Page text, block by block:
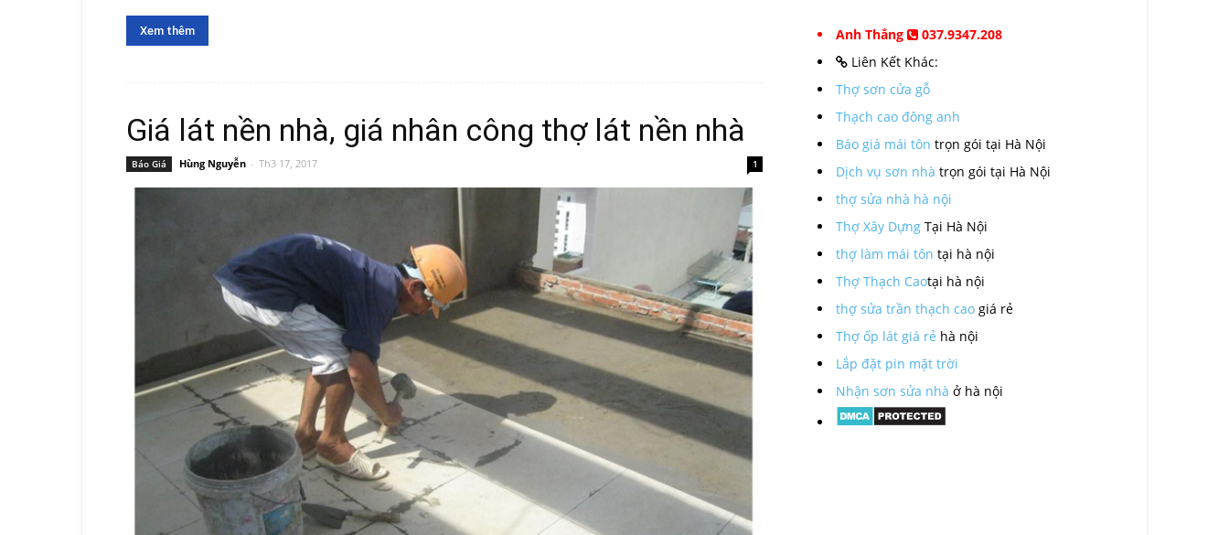
Xem thêm
Giá lát nền nhà, giá nhân công thợ lát nền nhà
Báo Giá Hùng Nguyễn - Th3 17, 2017 1
Anh Thắng
037.9347.208
Liên Kết Khác:
Thợ sơn cửa gỗ
Thạch cao đông anh
Báo giá mái tôn trọn gói tại Hà Nội
Dịch vụ sơn nhà trọn gói tại Hà Nội
thợ sửa nhà hà nội
Thợ Xây Dựng Tại Hà Nội
thợ làm mái tôn tại hà nội
Thợ Thạch Caotại hà nội
thợ sửa trần thạch cao giá rẻ
Thợ ốp lát giá rẻ hà nội
Lắp đặt pin mặt trời
Nhận sơn sửa nhà ở hà nội